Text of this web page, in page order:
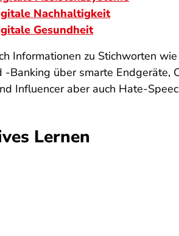
Nachhaltigkeit
Gesundheit
Informationen zu Stichworten
-Banking über smarte Endgeräte,
Influencer aber auch Hate-
Lernen